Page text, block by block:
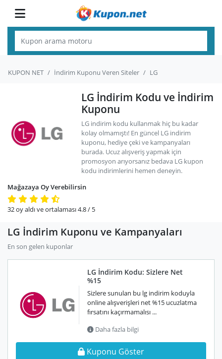
KUPON NET İndirim Kuponu Veren Siteler LG
Mağazaya Oy Verebilirsin
32oy aldı ve ortalaması4.8/ 5
LG İndirim Kodu ve İndirim
Kuponu
LG indirim kodu kullanmak hiç bu kadar
kolay olmamıştı! En güncel LG indirim
kuponu, hediye çeki ve kampanyaları
burada. Ucuz alışveriş yapmak için
promosyon arıyorsanız bedava LG kupon
kodu indirimlerini hemen deneyin.
LG İndirim Kuponu ve Kampanyaları
En son gelen kuponlar
LG İndirim Kodu: Sizlere Net
%15
Sizlere sunulan bu lg indirim koduyla
online alışverişleri net %15 ucuzlatma
fırsatını kaçırmamalısı ...
Daha fazla bilgi
Kuponu Göster